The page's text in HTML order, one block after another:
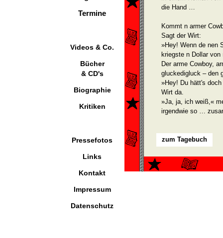
Termine
Videos & Co.
Bücher
& CD's
Biographie
Kritiken
Pressefotos
Links
Kontakt
Impressum
Datenschutz
die Hand …
Kommt n armer
Sagt der Wirt:
»Hey! Wenn de nen
kriegste n Dollar von
Der arme Cowboy,
gluckedigluck – den
»Hey! Du hätt's
Wirt da.
»Ja, ja, ich weiß,«
irgendwie so …
zum Tagebuch